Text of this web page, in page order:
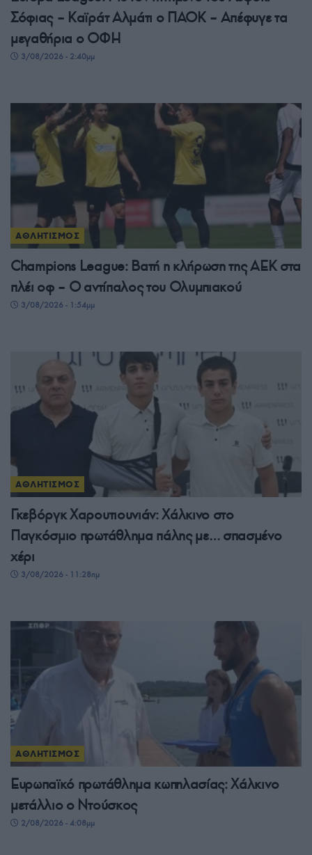
Σόφιας – Καϊράτ Αλμάτι ο ΠΑΟΚ – Απέφυγε τα
μεγαθήρια ο ΟΦΗ
3/08/2026 - 2:40μμ
ΑΘΛΗΤΙΣΜΟΣ
Champions League: Βατή η κλήρωση της ΑΕΚ στα
πλέι οφ – Ο αντίπαλος του Ολυμπιακού
3/08/2026 - 1:54μμ
ΑΘΛΗΤΙΣΜΟΣ
Γκεβόργκ Χαρουτιουνιάν: Χάλκινο στο
Παγκόσμιο πρωτάθλημα πάλης με… σπασμένο
χέρι
3/08/2026 - 11:28πμ
ΑΘΛΗΤΙΣΜΟΣ
Ευρωπαϊκό πρωτάθλημα κωπηλασίας: Χάλκινο
μετάλλιο ο Ντούσκος
2/08/2026 - 4:08μμ